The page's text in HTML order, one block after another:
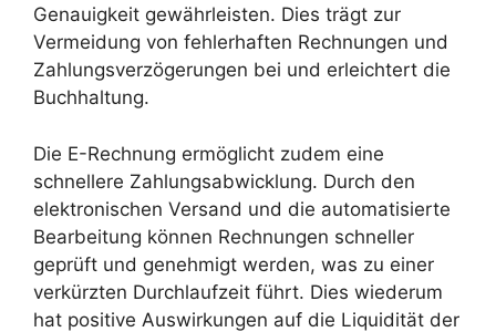
Genauigkeit gewährleisten. Dies trägt zur
Vermeidung von fehlerhaften Rechnungen und
Zahlungsverzögerungen bei und erleichtert die
Buchhaltung.
Die E-Rechnung ermöglicht zudem eine
schnellere Zahlungsabwicklung. Durch den
elektronischen Versand und die automatisierte
Bearbeitung können Rechnungen schneller
geprüft und genehmigt werden, was zu einer
verkürzten Durchlaufzeit führt. Dies wiederum
hat positive Auswirkungen auf die Liquidität der